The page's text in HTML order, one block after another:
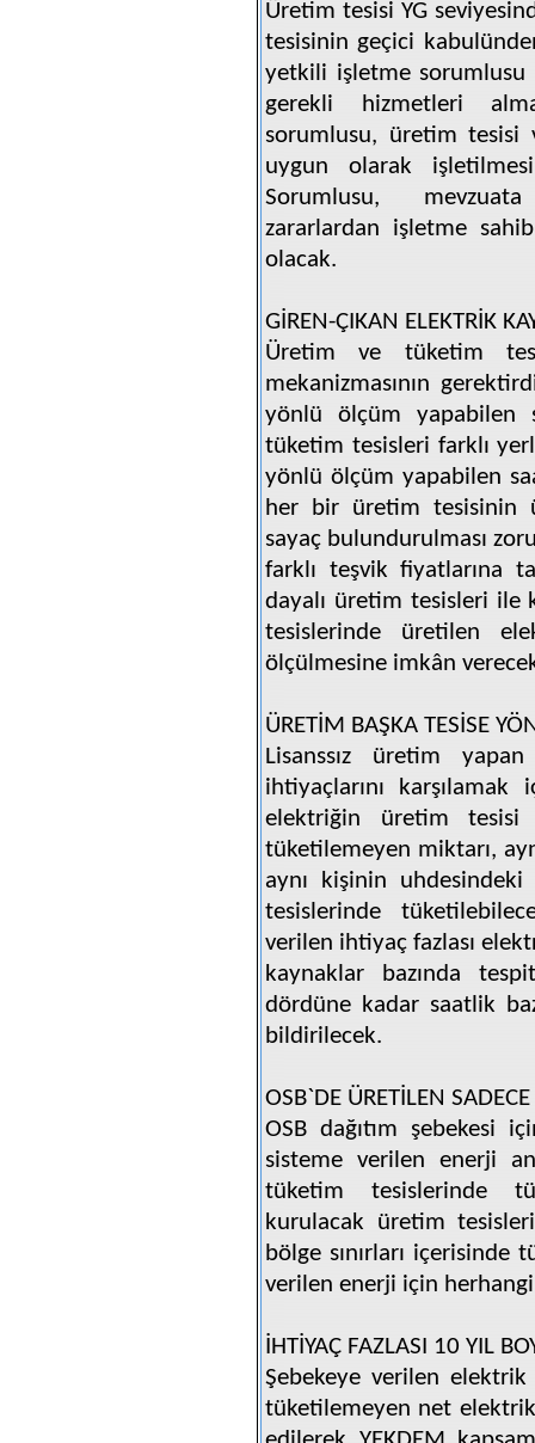
Üretim tesisi YG
tesisinin geçici
yetkili işletme
gerekli hizmetleri
sorumlusu, üretim tesisi
uygun olarak
Sorumlusu, mevzuata
zararlardan işletme
olacak.
GİREN-ÇIKAN ELEKTRİK
Üretim ve tüketim
mekanizmasının
yönlü ölçüm yapabilen
tüketim tesisleri farklı
yönlü ölçüm yapabilen
her bir üretim tesisinin
sayaç bulundurulması
farklı teşvik fiyatlarına
dayalı üretim tesisleri ile
tesislerinde üretilen
ölçülmesine imkân
ÜRETİM BAŞKA TESİSE
Lisanssız üretim
ihtiyaçlarını
elektriğin üretim
tüketilemeyen miktarı,
aynı kişinin
tesislerinde
verilen ihtiyaç fazlası
kaynaklar bazında
dördüne kadar saatlik
bildirilecek.
OSB`DE ÜRETİLEN
OSB dağıtım şebekesi
sisteme verilen enerji
tüketim tesislerinde
kurulacak üretim
bölge sınırları içerisinde
verilen enerji için
İHTİYAÇ FAZLASI 10 YIL
Şebekeye verilen
tüketilemeyen net